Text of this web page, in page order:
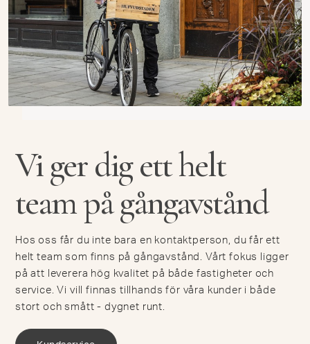
Vi ger dig ett helt
team på gångavstånd
Hos oss får du inte bara en kontaktperson, du får ett
helt team som finns på gångavstånd. Vårt fokus ligger
på att leverera hög kvalitet på både fastigheter och
service. Vi vill finnas tillhands för våra kunder i både
stort och smått - dygnet runt.